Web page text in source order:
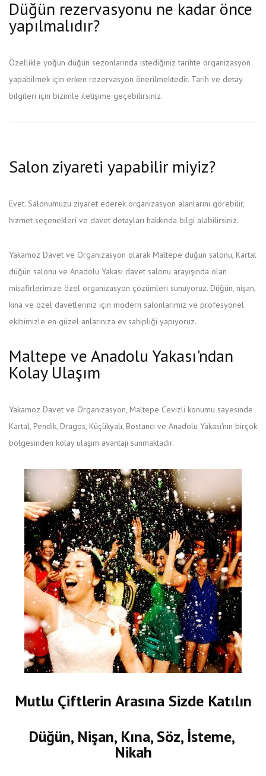
Düğün rezervasyonu ne kadar önce
yapılmalıdır?
Özellikle yoğun düğün sezonlarında istediğiniz tarihte organizasyon
yapabilmek için erken rezervasyon önerilmektedir. Tarih ve detay
bilgileri için bizimle iletişime geçebilirsiniz.
Salon ziyareti yapabilir miyiz?
Evet. Salonumuzu ziyaret ederek organizasyon alanlarını görebilir,
hizmet seçenekleri ve davet detayları hakkında bilgi alabilirsiniz.
Yakamoz Davet ve Organizasyon olarak Maltepe düğün salonu, Kartal
düğün salonu ve Anadolu Yakası davet salonu arayışında olan
misafirlerimize özel organizasyon çözümleri sunuyoruz. Düğün, nişan,
kına ve özel davetleriniz için modern salonlarımız ve profesyonel
ekibimizle en güzel anlarınıza ev sahipliği yapıyoruz.
Maltepe ve Anadolu Yakası'ndan
Kolay Ulaşım
Yakamoz Davet ve Organizasyon, Maltepe Cevizli konumu sayesinde
Kartal, Pendik, Dragos, Küçükyalı, Bostancı ve Anadolu Yakası'nın birçok
bölgesinden kolay ulaşım avantajı sunmaktadır.
Mutlu Çiftlerin Arasına Sizde Katılın
Düğün, Nişan, Kına, Söz, İsteme,
Nikah